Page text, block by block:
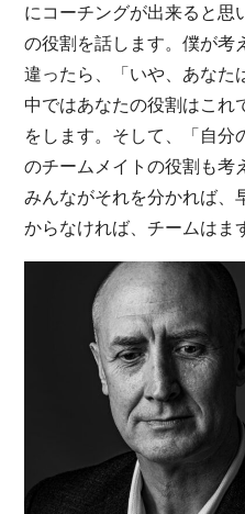
にコーチングが出来ると思
の役割を話します。僕が考
違ったら、「いや、あなた
中ではあなたの役割はこれ
をします。そして、「自分
のチームメイトの役割も考
みんながそれを分かれば、
からなければ、チームはま